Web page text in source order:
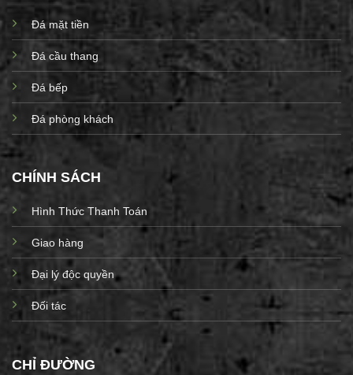
Đá mặt tiền
Đá cầu thang
Đá bếp
Đá phòng khách
CHÍNH SÁCH
Hình Thức Thanh Toán
Giao hàng
Đại lý độc quyền
Đối tác
CHỈ ĐƯỜNG